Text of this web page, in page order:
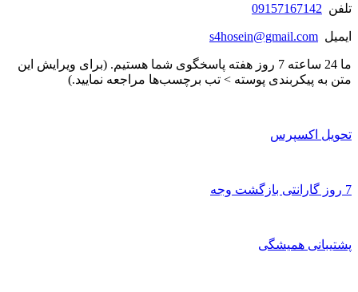
تلفن 09157167142
ایمیل s4hosein@gmail.com
ما 24 ساعته 7 روز هفته پاسخگوی شما هستیم. (برای ویرایش این
متن به پیکربندی پوسته > تب برچسب‌ها مراجعه نمایید.)
تحویل اکسپرس
7 روز گارانتی بازگشت وجه
پشتیبانی همیشگی